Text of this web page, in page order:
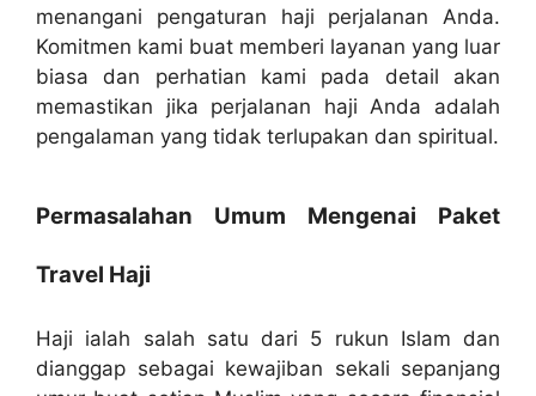
menangani pengaturan haji perjalanan Anda.
Komitmen kami buat memberi layanan yang luar
biasa dan perhatian kami pada detail akan
memastikan jika perjalanan haji Anda adalah
pengalaman yang tidak terlupakan dan spiritual.
Permasalahan Umum Mengenai Paket
Travel Haji
Haji ialah salah satu dari 5 rukun Islam dan
dianggap sebagai kewajiban sekali sepanjang